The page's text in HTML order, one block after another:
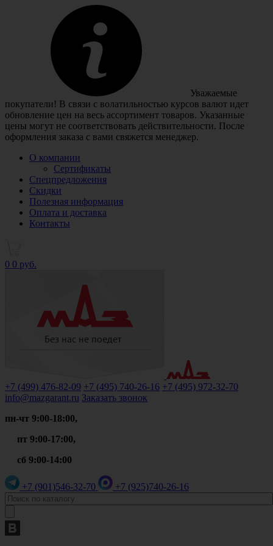
Уважаемые
покупатели! В связи с волатильностью курсов валют идет
обновление цен на весь ассортимент товаров. Указанные
цены могут не соответствовать действительности. После
оформления заказа с вами свяжется менеджер.
О компании
Сертификаты
Спецпредложения
Скидки
Полезная информация
Оплата и доставка
Контакты
0 0 руб.
+7 (499) 476-82-09 +7 (495) 740-26-16 +7 (495) 972-32-70
info@mazgarant.ru Заказать звонок
пн-чт 9:00-18:00,
пт 9:00-17:00,
сб 9:00-14:00
+7 (901)546-32-70 +7 (925)740-26-16